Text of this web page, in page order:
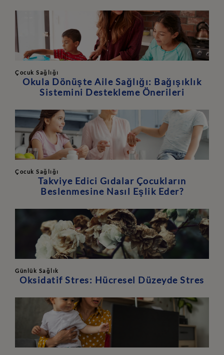
Çocuk Sağlığı
Okula Dönüşte Aile Sağlığı: Bağışıklık
Sistemini Destekleme Önerileri
Çocuk Sağlığı
Takviye Edici Gıdalar Çocukların
Beslenmesine Nasıl Eşlik Eder?
Günlük Sağlık
Oksidatif Stres: Hücresel Düzeyde Stres